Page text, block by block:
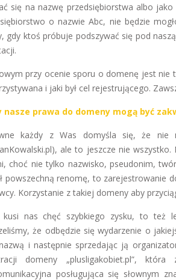
się na nazwę przedsiębiorstwa albo
o nazwie Abc, nie będzie
gdy ktoś próbuje podszywać się pod
przy ocenie sporu o domenę jest
i jaki był cel rejestrującego.
nasze prawa do domeny mogą być
każdy z Was domyśla się, że nie
ale to jeszcze nie
choć nie tylko nazwisko, pseudonim,
powszechną renomę, to zarejestrowanie
Korzystanie z takiej domeny aby
kusi nas chęć szybkiego zysku, to też
że odbędzie się wydarzenie o
i następnie sprzedając ją
domeny „plusligakobiet.pl”,
posługująca się słownym